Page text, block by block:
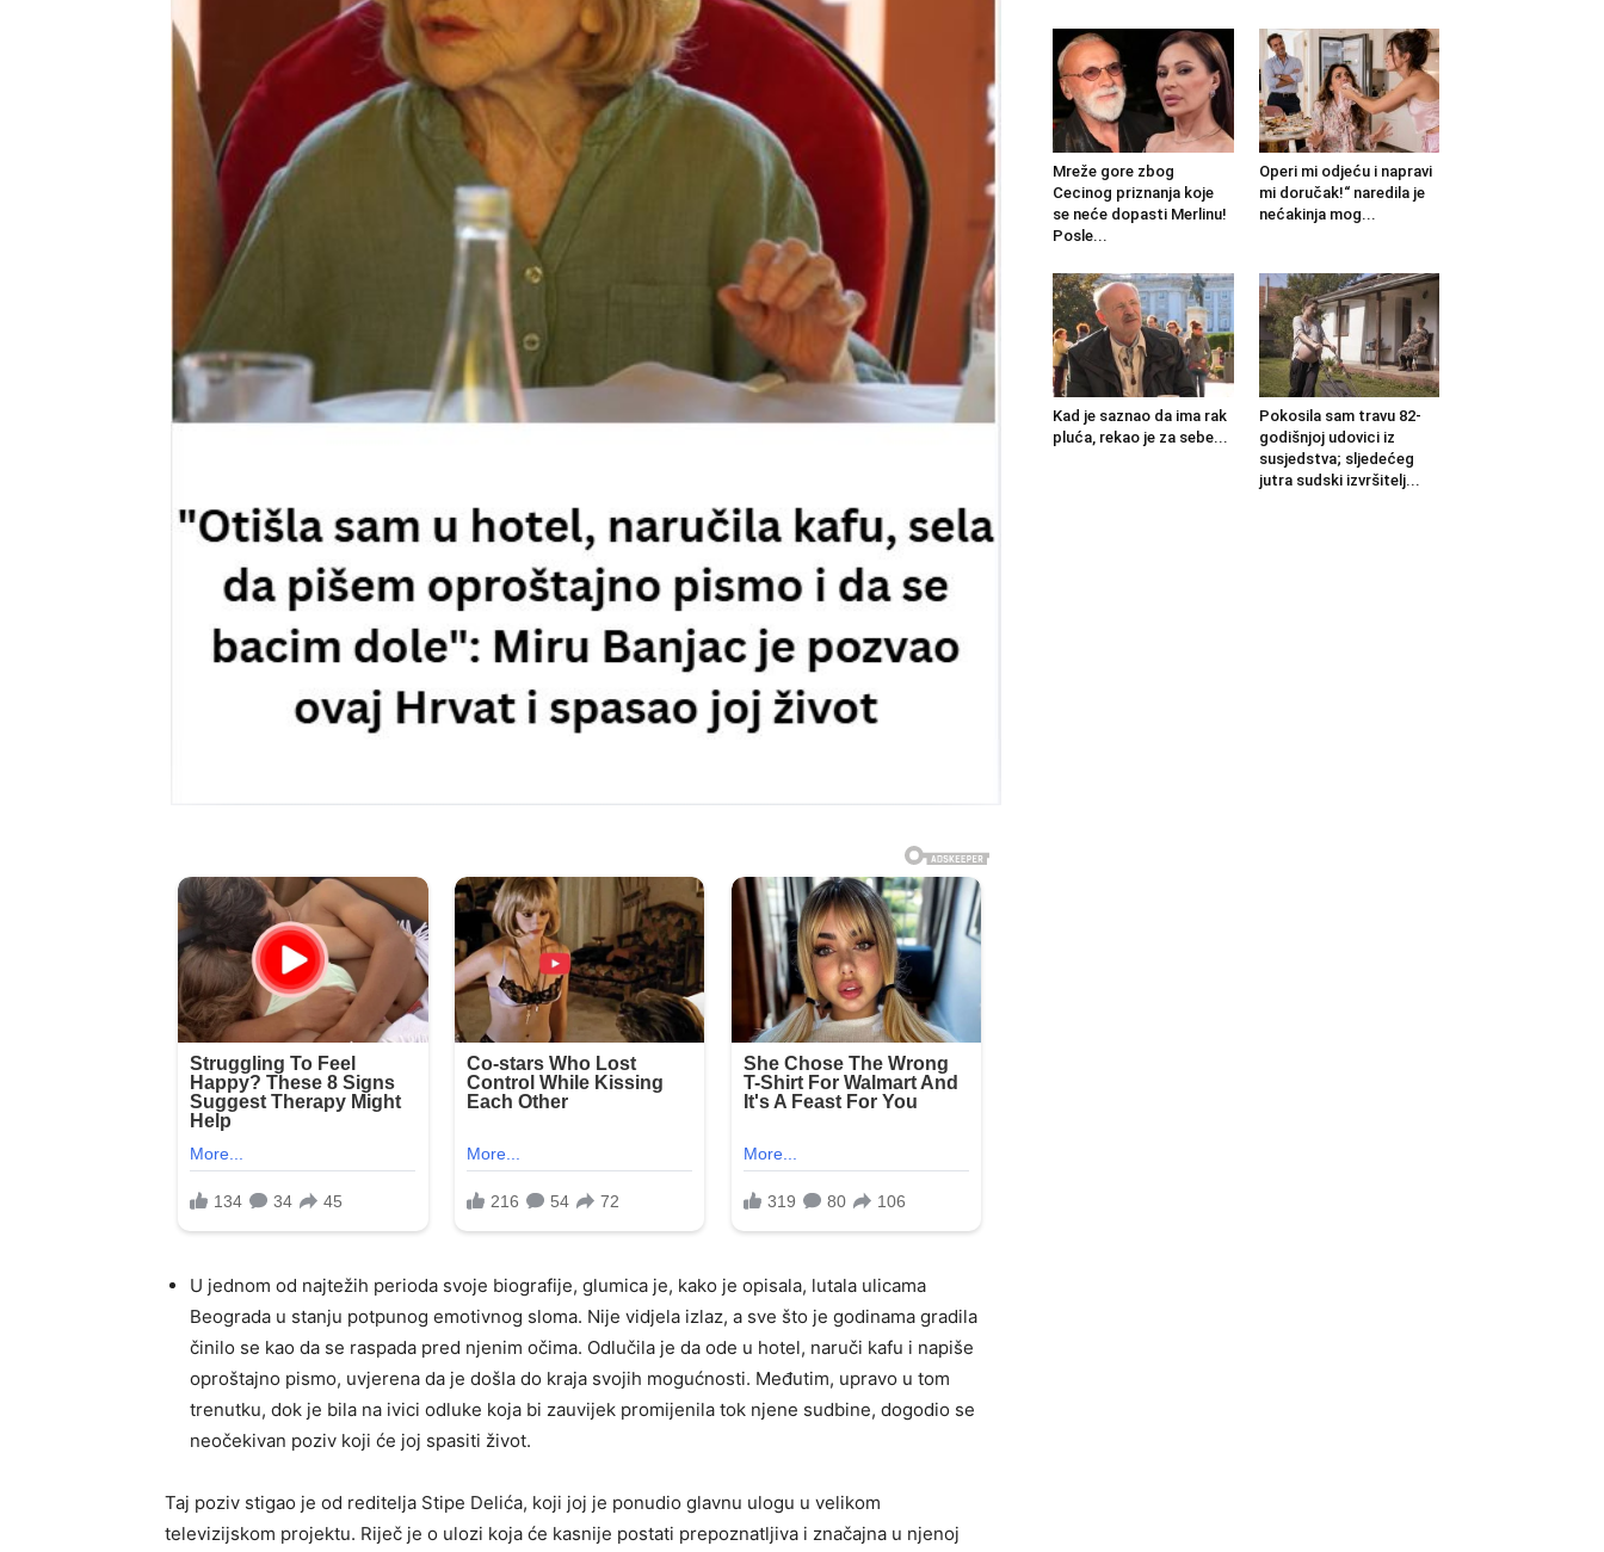
U jednom od najtežih perioda svoje biografije, glumica je, kako je opisala, lutala ulicama
Beograda u stanju potpunog emotivnog sloma. Nije vidjela izlaz, a sve što je godinama gradila
činilo se kao da se raspada pred njenim očima. Odlučila je da ode u hotel, naruči kafu i napiše
oproštajno pismo, uvjerena da je došla do kraja svojih mogućnosti. Međutim, upravo u tom
trenutku, dok je bila na ivici odluke koja bi zauvijek promijenila tok njene sudbine, dogodio se
neočekivan poziv koji će joj spasiti život.
Taj poziv stigao je od reditelja Stipe Delića, koji joj je ponudio glavnu ulogu u velikom
televizijskom projektu. Riječ je o ulozi koja će kasnije postati prepoznatljiva i značajna u njenoj
Mreže gore zbog
Cecinog priznanja koje
se neće dopasti Merlinu!
Posle...
Operi mi odjeću i napravi
mi doručak!“ naredila je
nećakinja mog...
Kad je saznao da ima rak
pluća, rekao je za sebe...
Pokosila sam travu 82-
godišnjoj udovici iz
susjedstva; sljedećeg
jutra sudski izvršitelj...